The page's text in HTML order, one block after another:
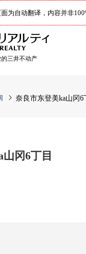
为自动翻译，内容并非
三井不动产
奈良市东登美ka山冈6
冈6丁目